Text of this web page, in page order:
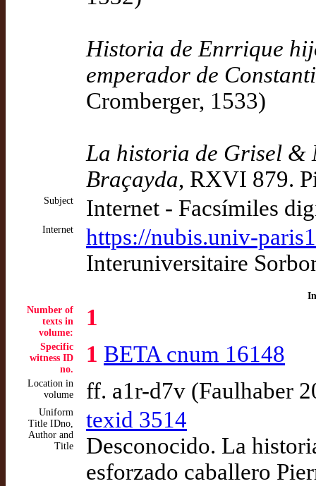
Historia de Enrrique
emperador de
Cromberger, 1533)
La historia de Grisel &
Braçayda, RXVI 879.
Subject Internet - Facsímiles
Internet
https://nubis.univ-
Interuniversitaire
Number of
texts in
volume:
1
Specific
witness ID
no.
1 BETA cnum 16148
Location in
volume
ff. a1r-d7v (Faulhaber
Uniform
Title IDno,
Author and
Title
texid 3514
Desconocido. La
esforzado caballero